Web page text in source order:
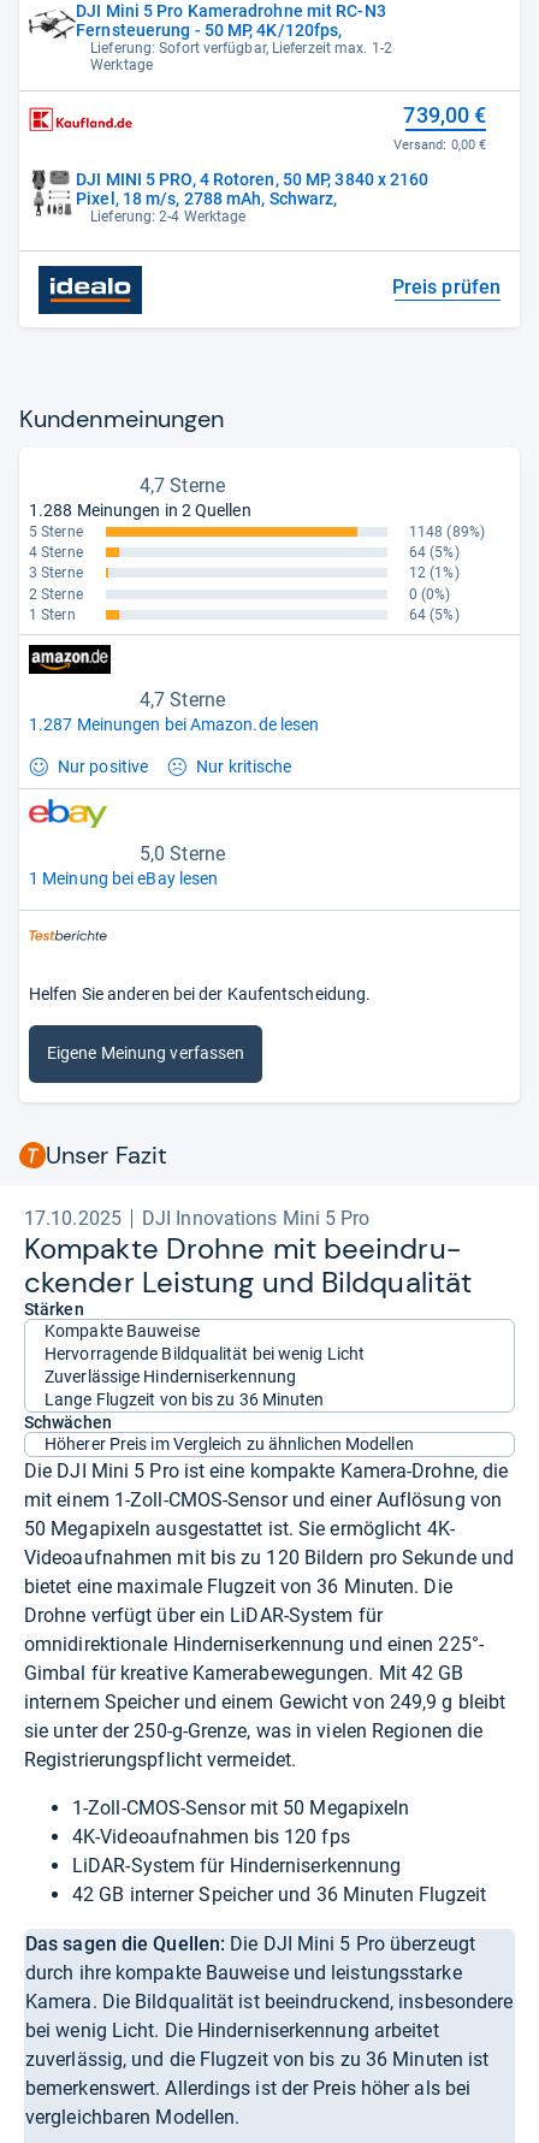
DJI Mini 5 Pro Kameradrohne mit RC-N3
Fernsteuerung - 50 MP, 4K/120fps,
Lieferung: Sofort verfügbar, Lieferzeit max. 1-2
Werktage
DJI MINI 5 PRO, 4 Rotoren, 50 MP, 3840 x 2160
Pixel, 18 m/s, 2788 mAh, Schwarz,
Lieferung: 2-4 Werktage
739,00 €
Versand: 0,00 €
Preis prüfen
Kun­den­mei­nun­gen
4,7 Sterne
1.288 Meinungen in 2 Quellen
5 Sterne 1148 (89%)
4 Sterne
64 (5%)
3 Sterne
12 (1%)
2 Sterne
0 (0%)
1 Stern
64 (5%)
4,7 Sterne
1.287 Meinungen bei Amazon.de lesen
Nur positive Nur kritische
5,0 Sterne
1 Meinung bei eBay lesen
Helfen Sie anderen bei der Kaufentscheidung.
Eigene Meinung verfassen
Unser Fazit
17.10.2025 DJI Innovations Mini 5 Pro
Kom­pakte Drohne mit beein­dru­
cken­der Leis­tung und Bild­qua­li­tät
Stärken
Kompakte Bauweise
Hervorragende Bildqualität bei wenig Licht
Zuverlässige Hinderniserkennung
Lange Flugzeit von bis zu 36 Minuten
Schwächen
Höherer Preis im Vergleich zu ähnlichen Modellen
Die DJI Mini 5 Pro ist eine kompakte Kamera-Drohne, die
mit einem 1-Zoll-CMOS-Sensor und einer Auflösung von
50 Megapixeln ausgestattet ist. Sie ermöglicht 4K-
Videoaufnahmen mit bis zu 120 Bildern pro Sekunde und
bietet eine maximale Flugzeit von 36 Minuten. Die
Drohne verfügt über ein LiDAR-System für
omnidirektionale Hinderniserkennung und einen 225°-
Gimbal für kreative Kamerabewegungen. Mit 42 GB
internem Speicher und einem Gewicht von 249,9 g bleibt
sie unter der 250-g-Grenze, was in vielen Regionen die
Registrierungspflicht vermeidet.
1-Zoll-CMOS-Sensor mit 50 Megapixeln
4K-Videoaufnahmen bis 120 fps
LiDAR-System für Hinderniserkennung
42 GB interner Speicher und 36 Minuten Flugzeit
Das sagen die Quellen: Die DJI Mini 5 Pro überzeugt
durch ihre kompakte Bauweise und leistungsstarke
Kamera. Die Bildqualität ist beeindruckend, insbesondere
bei wenig Licht. Die Hinderniserkennung arbeitet
zuverlässig, und die Flugzeit von bis zu 36 Minuten ist
bemerkenswert. Allerdings ist der Preis höher als bei
vergleichbaren Modellen.